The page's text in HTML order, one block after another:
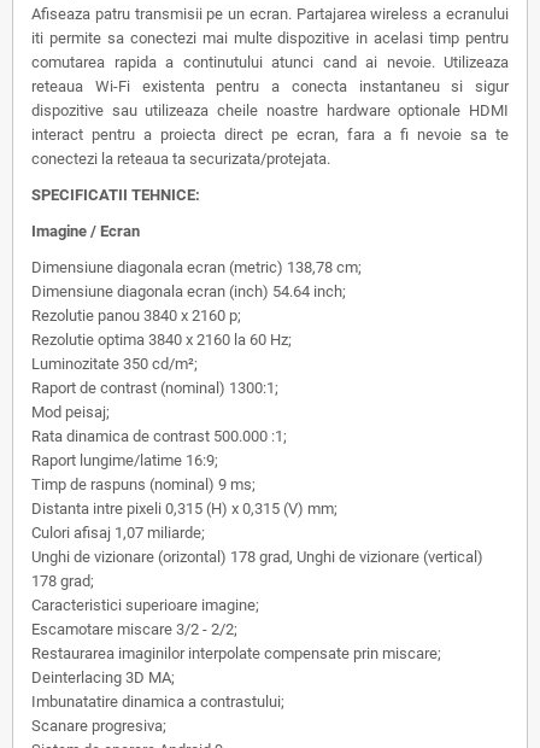
Afiseaza patru transmisii pe un ecran. Partajarea wireless a ecranului
iti permite sa conectezi mai multe dispozitive in acelasi timp pentru
comutarea rapida a continutului atunci cand ai nevoie. Utilizeaza
reteaua Wi-Fi existenta pentru a conecta instantaneu si sigur
dispozitive sau utilizeaza cheile noastre hardware optionale HDMI
interact pentru a proiecta direct pe ecran, fara a fi nevoie sa te
conectezi la reteaua ta securizata/protejata.
SPECIFICATII TEHNICE:
Imagine / Ecran
Dimensiune diagonala ecran (metric) 138,78 cm;
Dimensiune diagonala ecran (inch) 54.64 inch;
Rezolutie panou 3840 x 2160 p;
Rezolutie optima 3840 x 2160 la 60 Hz;
Luminozitate 350 cd/m²;
Raport de contrast (nominal) 1300:1;
Mod peisaj;
Rata dinamica de contrast 500.000 :1;
Raport lungime/latime 16:9;
Timp de raspuns (nominal) 9 ms;
Distanta intre pixeli 0,315 (H) x 0,315 (V) mm;
Culori afisaj 1,07 miliarde;
Unghi de vizionare (orizontal) 178 grad, Unghi de vizionare (vertical)
178 grad;
Caracteristici superioare imagine;
Escamotare miscare 3/2 - 2/2;
Restaurarea imaginilor interpolate compensate prin miscare;
Deinterlacing 3D MA;
Imbunatatire dinamica a contrastului;
Scanare progresiva;